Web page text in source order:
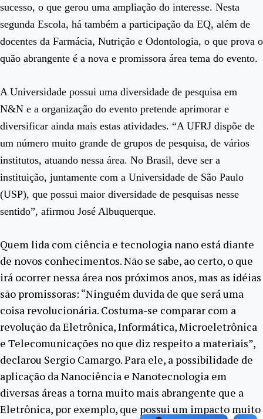
sucesso, o que gerou uma ampliação do interesse. Nesta
segunda Escola, há também a participação da EQ, além de
docentes da Farmácia, Nutrição e Odontologia, o que prova o
quão abrangente é a nova e promissora área tema do evento.
A Universidade possui uma diversidade de pesquisa em
N&N e a organização do evento pretende aprimorar e
diversificar ainda mais estas atividades. “A UFRJ dispõe de
um número muito grande de grupos de pesquisa, de vários
institutos, atuando nessa área. No Brasil, deve ser a
instituição, juntamente com a Universidade de São Paulo
(USP), que possui maior diversidade de pesquisas nesse
sentido”, afirmou José Albuquerque.
Quem lida com ciência e tecnologia nano está diante
de novos conhecimentos. Não se sabe, ao certo, o que
irá ocorrer nessa área nos próximos anos, mas as idéias
são promissoras: “Ninguém duvida de que será uma
coisa revolucionária. Costuma-se comparar com a
revolução da Eletrônica, Informática, Microeletrônica
e Telecomunicações no que diz respeito a materiais”,
declarou Sergio Camargo. Para ele, a possibilidade de
aplicação da Nanociência e Nanotecnologia em
diversas áreas a torna muito mais abrangente que a
Eletrônica, por exemplo, que possui um impacto muito